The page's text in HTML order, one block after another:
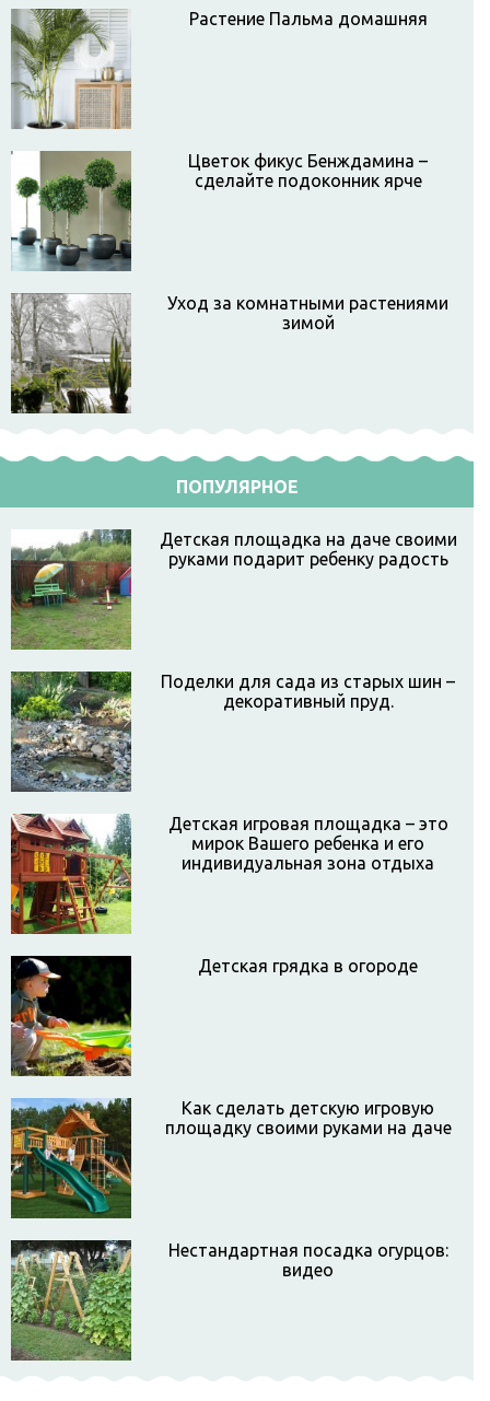
Растение Пальма домашняя
Цветок фикус Бенждамина –
сделайте подоконник ярче
Уход за комнатными растениями
зимой
ПОПУЛЯРНОЕ
Детская площадка на даче своими
руками подарит ребенку радость
Поделки для сада из старых шин –
декоративный пруд.
Детская игровая площадка – это
мирок Вашего ребенка и его
индивидуальная зона отдыха
Детская грядка в огороде
Как сделать детскую игровую
площадку своими руками на даче
Нестандартная посадка огурцов:
видео